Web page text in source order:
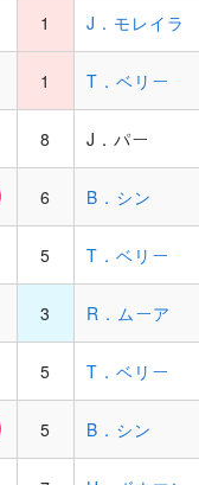
1 J．モレイラ
1 T．ベリー
8 J．パー
6 B．シン
5 T．ベリー
3 R．ムーア
5 T．ベリー
5 B．シン